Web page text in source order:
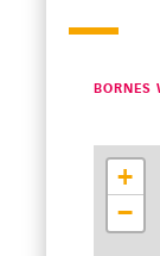
BORNES
+
−